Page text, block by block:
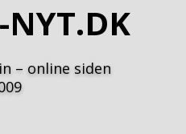
NYT.DK
– online siden